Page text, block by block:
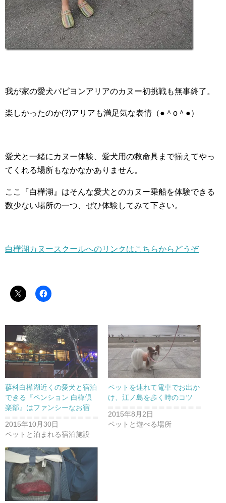
我が家の愛犬パピヨンアリアのカヌー初挑戦も無事終了。
楽しかったのか(?)アリアも満足気な表情（●＾o＾●）
愛犬と一緒にカヌー体験、愛犬用の救命具まで揃えてやっ
てくれる場所もなかなかありません。
ここ『白樺湖』はそんな愛犬とのカヌー乗船を体験できる
数少ない場所の一つ、ぜひ体験してみて下さい。
白樺湖カヌースクールへのリンクはこちらからどうぞ
蓼科白樺湖近くの愛犬と宿泊
できる『ペンション 白樺倶
楽部』はファンシーなお宿
2015年10月30日
ペットと泊まれる宿泊施設
ペットを連れて電車でお出か
け、江ノ島を歩く時のコツ
2015年8月2日
ペットと遊べる場所